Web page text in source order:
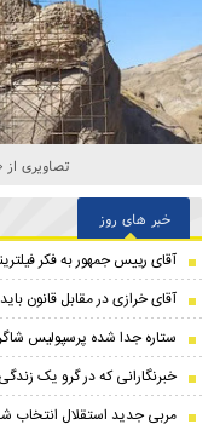
تصاویری
خبر های روز
آقای رییس جمهور به فکر
آقای خرازی در مقابل قانون
ستاره جدا شده پرسپولیس
خبرنگارانی که در گرو یک زندگی
مربی جدید استقلال انتخاب